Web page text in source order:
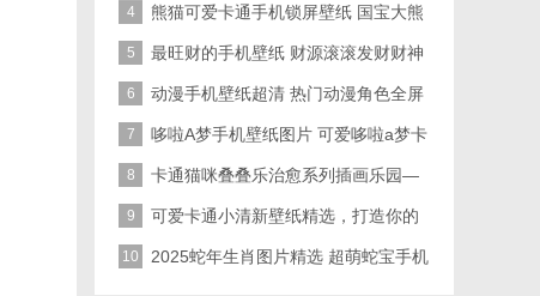
米新年皮肤图片素材
4 熊猫可爱卡通手机锁屏壁纸 国宝大熊
猫个性壁纸
5 最旺财的手机壁纸 财源滚滚发财财神
手机壁纸图片
6 动漫手机壁纸超清 热门动漫角色全屏
壁纸
7 哆啦A梦手机壁纸图片 可爱哆啦a梦卡
通壁纸合集（18张）
8 卡通猫咪叠叠乐治愈系列插画乐园—
治愈心灵
9 可爱卡通小清新壁纸精选，打造你的
俏皮清新手机桌面
10 2025蛇年生肖图片精选 超萌蛇宝手机